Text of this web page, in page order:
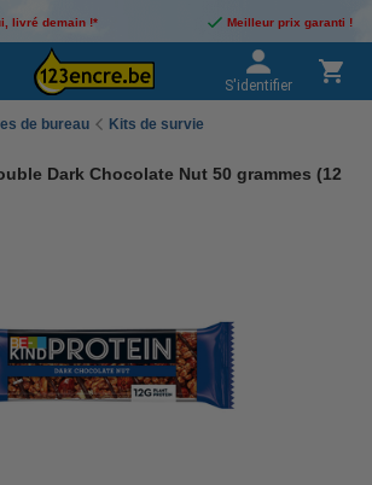
livré demain !* Meilleur prix garanti !
S'identifier
de bureau Kits de survie
Dark Chocolate Nut 50 grammes (12